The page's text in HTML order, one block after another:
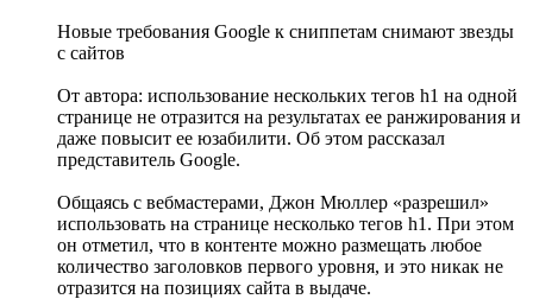
Новые требования Google к сниппетам снимают звезды
с сайтов
От автора: использование нескольких тегов h1 на одной
странице не отразится на результатах ее ранжирования и
даже повысит ее юзабилити. Об этом рассказал
представитель Google.
Общаясь с вебмастерами, Джон Мюллер «разрешил»
использовать на странице несколько тегов h1. При этом
он отметил, что в контенте можно размещать любое
количество заголовков первого уровня, и это никак не
отразится на позициях сайта в выдаче.